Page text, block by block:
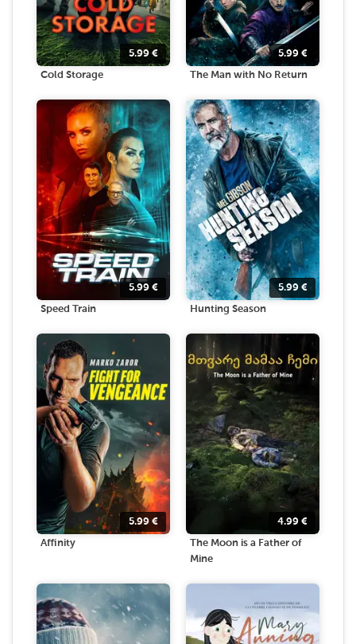
5.99 €
Cold Storage
5.99 €
The Man with No Return
5.99 €
Speed Train
5.99 €
Hunting Season
5.99 €
Affinity
4.99 €
The Moon is a Father of
Mine